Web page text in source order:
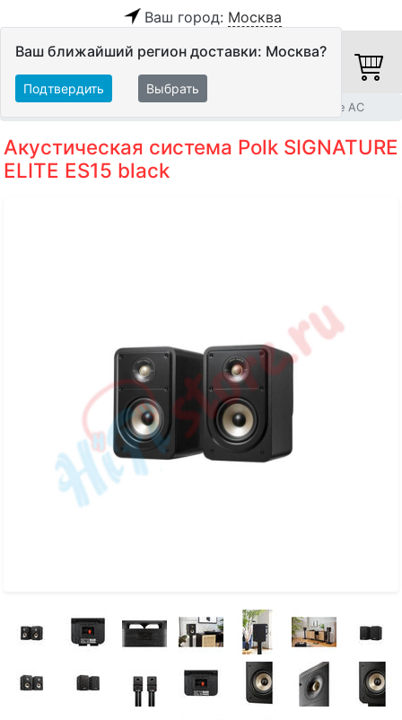
Ваш город: Москва
Ваш ближайший регион доставки: Москва?
Подтвердить Выбрать
Полочные и настенные АС
Акустическая система Polk SIGNATURE
ELITE ES15 black